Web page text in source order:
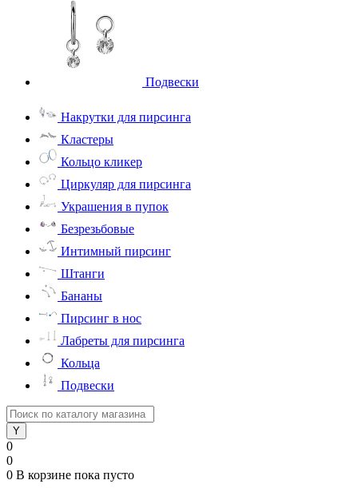
Подвески
Накрутки для пирсинга
Кластеры
Кольцо кликер
Циркуляр для пирсинга
Украшения в пупок
Безрезьбовые
Интимный пирсинг
Штанги
Бананы
Пирсинг в нос
Лабреты для пирсинга
Кольца
Подвески
0
0
0 В корзине пока пусто